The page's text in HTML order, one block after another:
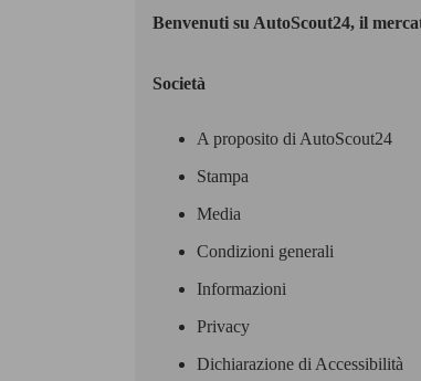
Benvenuti su AutoScout24, il
Società
A proposito di AutoScout24
Stampa
Media
Condizioni generali
Informazioni
Privacy
Dichiarazione di Accessibilità